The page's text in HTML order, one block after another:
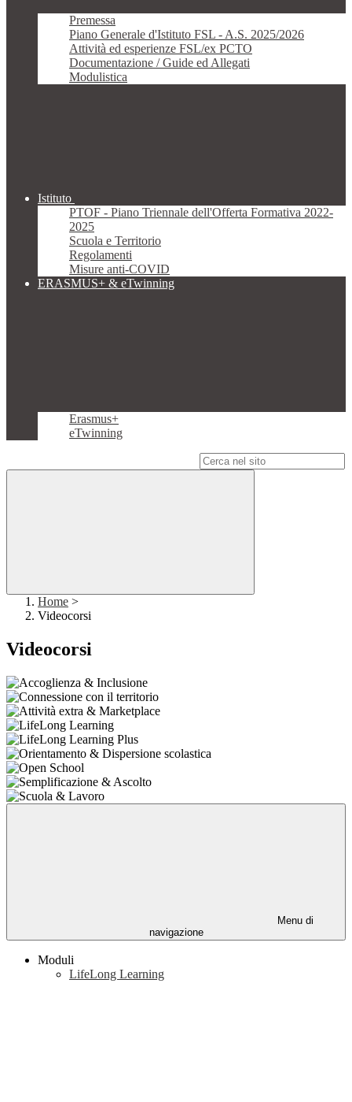
Premessa
Piano Generale d'Istituto FSL - A.S. 2025/2026
Attività ed esperienze FSL/ex PCTO
Documentazione / Guide ed Allegati
Modulistica
Istituto
PTOF - Piano Triennale dell'Offerta Formativa 2022-
2025
Scuola e Territorio
Regolamenti
Misure anti-COVID
ERASMUS+ & eTwinning
Erasmus+
eTwinning
Home >
Videocorsi
Videocorsi
Menu di
navigazione
Moduli
LifeLong Learning